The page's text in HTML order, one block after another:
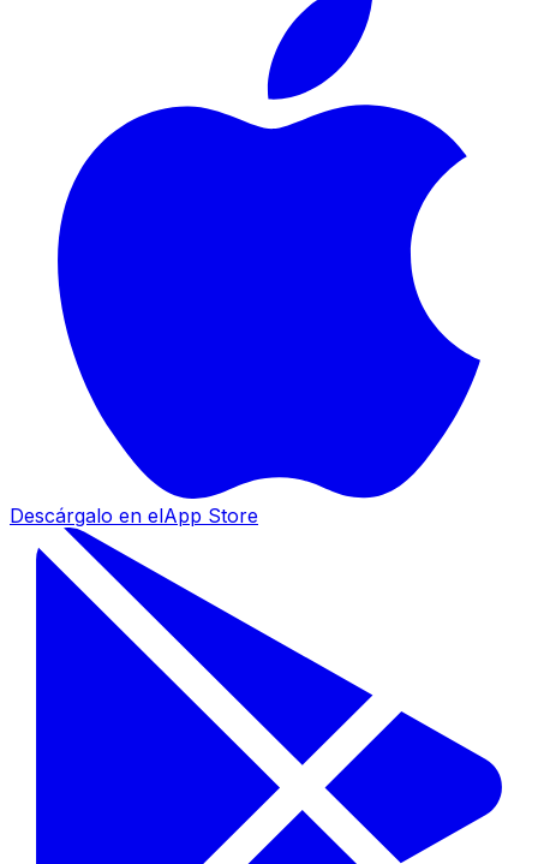
Descárgalo en elApp Store